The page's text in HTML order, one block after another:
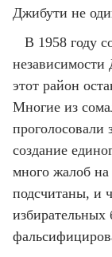
Джибути не
В 1958 году
независимости
этот район
Многие из
проголосовали
создание
много жалоб на
подсчитаны, и